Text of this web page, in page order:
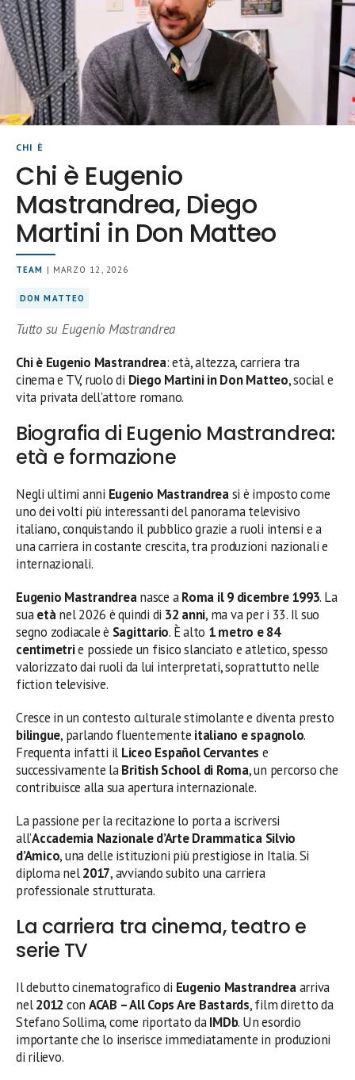
CHI È
Chi è Eugenio
Mastrandrea, Diego
Martini in Don Matteo
TEAM | MARZO 12, 2026
DON MATTEO
Tutto su Eugenio Mastrandrea
Chi è Eugenio Mastrandrea: età, altezza, carriera tra
cinema e TV, ruolo di Diego Martini in Don Matteo, social e
vita privata dell’attore romano.
Biografia di Eugenio Mastrandrea:
età e formazione
Negli ultimi anni Eugenio Mastrandreasi è imposto come
uno dei volti più interessanti del panorama televisivo
italiano, conquistando il pubblico grazie a ruoli intensi e a
una carriera in costante crescita, tra produzioni nazionali e
internazionali.
Eugenio Mastrandreanasce aRoma il 9 dicembre 1993. La
suaetànel 2026 è quindi di 32 anni, ma va per i 33. Il suo
segno zodiacale è Sagittario. È alto 1 metro e 84
centimetrie possiede un fisico slanciato e atletico, spesso
valorizzato dai ruoli da lui interpretati, soprattutto nelle
fiction televisive.
Cresce in un contesto culturale stimolante e diventa presto
bilingue, parlando fluentemente italiano e spagnolo.
Frequenta infatti il Liceo Español Cervantes e
successivamente laBritish School di Roma, un percorso che
contribuisce alla sua apertura internazionale.
La passione per la recitazione lo porta a iscriversi
all’Accademia Nazionale d’Arte Drammatica Silvio
d’Amico, una delle istituzioni più prestigiose in Italia. Si
diploma nel2017, avviando subito una carriera
professionale strutturata.
La carriera tra cinema, teatro e
serie TV
Il debutto cinematografico di Eugenio Mastrandreaarriva
nel2012 con ACAB – All Cops Are Bastards, film diretto da
Stefano Sollima, come riportato daIMDb. Un esordio
importante che lo inserisce immediatamente in produzioni
di rilievo.